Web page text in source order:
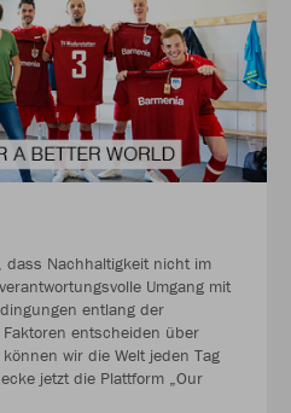
dass Nachhaltigkeit nicht im
Umgang mit
entlang der
entscheiden über
wir die Welt jeden Tag
jetzt die Plattform „Our